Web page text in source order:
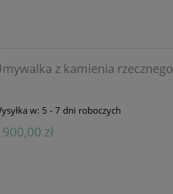
z kamienia rzecznego
w: 5 - 7 dni roboczych
900,00 zł